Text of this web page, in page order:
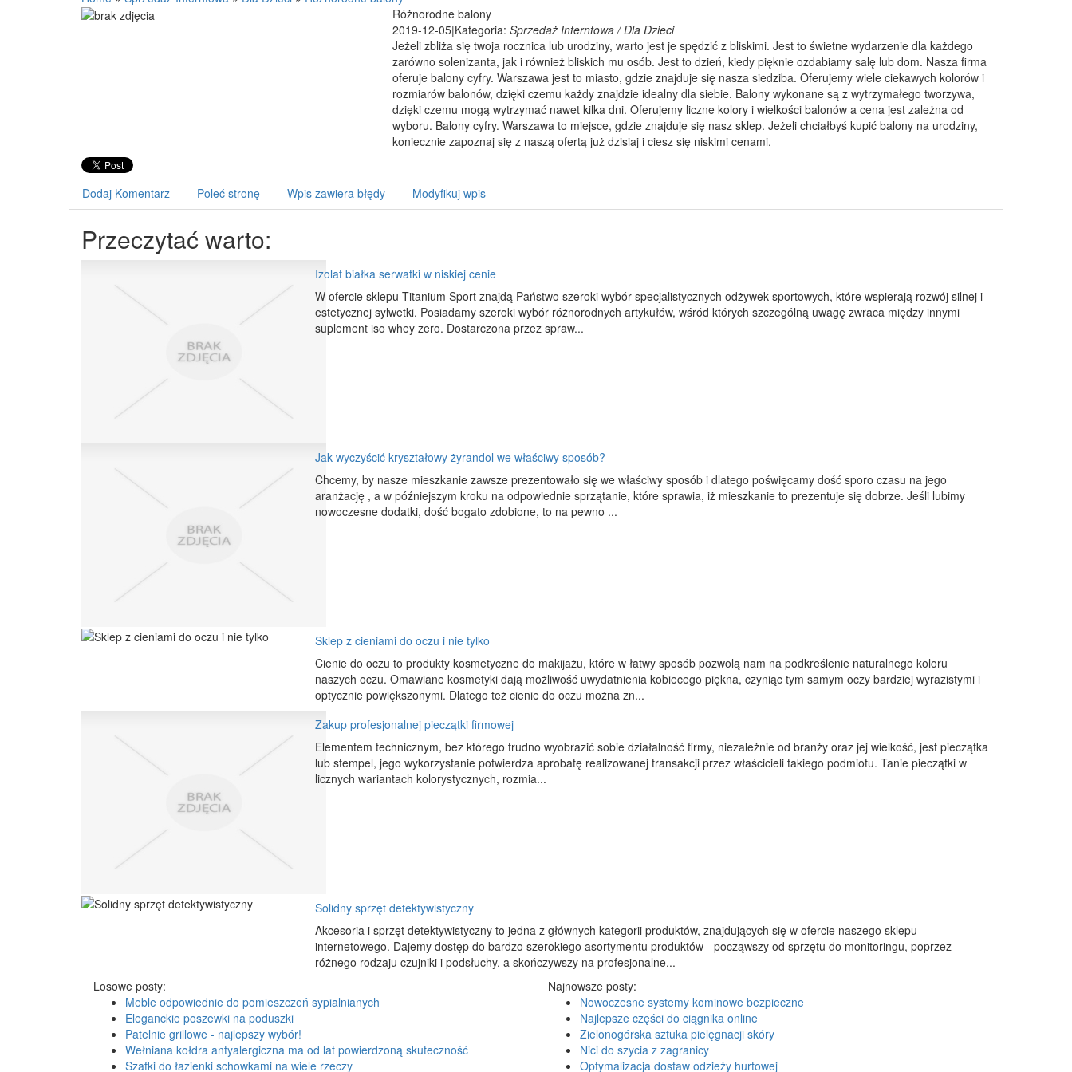
Różnorodne balony
2019-12-05|Kategoria: Sprzedaż Interntowa / Dla Dzieci
Jeżeli zbliża się twoja rocznica lub urodziny, warto jest je spędzić z bliskimi. Jest to świetne wydarzenie dla każdego
zarówno solenizanta, jak i również bliskich mu osób. Jest to dzień, kiedy pięknie ozdabiamy salę lub dom. Nasza firma
oferuje balony cyfry. Warszawa jest to miasto, gdzie znajduje się nasza siedziba. Oferujemy wiele ciekawych kolorów i
rozmiarów balonów, dzięki czemu każdy znajdzie idealny dla siebie. Balony wykonane są z wytrzymałego tworzywa,
dzięki czemu mogą wytrzymać nawet kilka dni. Oferujemy liczne kolory i wielkości balonów a cena jest zależna od
wyboru. Balony cyfry. Warszawa to miejsce, gdzie znajduje się nasz sklep. Jeżeli chciałbyś kupić balony na urodziny,
koniecznie zapoznaj się z naszą ofertą już dzisiaj i ciesz się niskimi cenami.
Dodaj Komentarz Poleć stronę Wpis zawiera błędy Modyfikuj wpis
Przeczytać warto:
Izolat białka serwatki w niskiej cenie
W ofercie sklepu Titanium Sport znajdą Państwo szeroki wybór specjalistycznych odżywek sportowych, które wspierają rozwój silnej i
estetycznej sylwetki. Posiadamy szeroki wybór różnorodnych artykułów, wśród których szczególną uwagę zwraca między innymi
suplement iso whey zero. Dostarczona przez spraw...
Jak wyczyścić kryształowy żyrandol we właściwy sposób?
Chcemy, by nasze mieszkanie zawsze prezentowało się we właściwy sposób i dlatego poświęcamy dość sporo czasu na jego
aranżację , a w późniejszym kroku na odpowiednie sprzątanie, które sprawia, iż mieszkanie to prezentuje się dobrze. Jeśli lubimy
nowoczesne dodatki, dość bogato zdobione, to na pewno ...
Sklep z cieniami do oczu i nie tylko
Cienie do oczu to produkty kosmetyczne do makijażu, które w łatwy sposób pozwolą nam na podkreślenie naturalnego koloru
naszych oczu. Omawiane kosmetyki dają możliwość uwydatnienia kobiecego piękna, czyniąc tym samym oczy bardziej wyrazistymi i
optycznie powiększonymi. Dlatego też cienie do oczu można zn...
Zakup profesjonalnej pieczątki firmowej
Elementem technicznym, bez którego trudno wyobrazić sobie działalność firmy, niezależnie od branży oraz jej wielkość, jest pieczątka
lub stempel, jego wykorzystanie potwierdza aprobatę realizowanej transakcji przez właścicieli takiego podmiotu. Tanie pieczątki w
licznych wariantach kolorystycznych, rozmia...
Solidny sprzęt detektywistyczny
Akcesoria i sprzęt detektywistyczny to jedna z głównych kategorii produktów, znajdujących się w ofercie naszego sklepu
internetowego. Dajemy dostęp do bardzo szerokiego asortymentu produktów - począwszy od sprzętu do monitoringu, poprzez
różnego rodzaju czujniki i podsłuchy, a skończywszy na profesjonalne...
Losowe posty:
Meble odpowiednie do pomieszczeń sypialnianych
Eleganckie poszewki na poduszki
Patelnie grillowe - najlepszy wybór!
Wełniana kołdra antyalergiczna ma od lat powierdzoną skuteczność
Szafki do łazienki schowkami na wiele rzeczy
Najnowsze posty:
Nowoczesne systemy kominowe bezpieczne
Najlepsze części do ciągnika online
Zielonogórska sztuka pielęgnacji skóry
Nici do szycia z zagranicy
Optymalizacja dostaw odzieży hurtowej